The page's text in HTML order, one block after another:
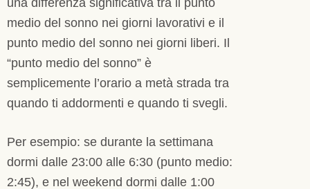
una differenza significativa tra il punto
medio del sonno nei giorni lavorativi e il
punto medio del sonno nei giorni liberi. Il
“punto medio del sonno” è
semplicemente l’orario a metà strada tra
quando ti addormenti e quando ti svegli.
Per esempio: se durante la settimana
dormi dalle 23:00 alle 6:30 (punto medio:
2:45), e nel weekend dormi dalle 1:00